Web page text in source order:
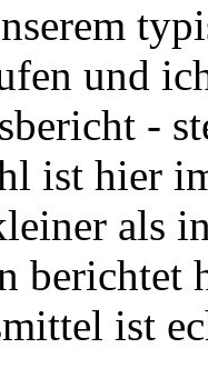
und
-
ist hier
als
berichtet
ist